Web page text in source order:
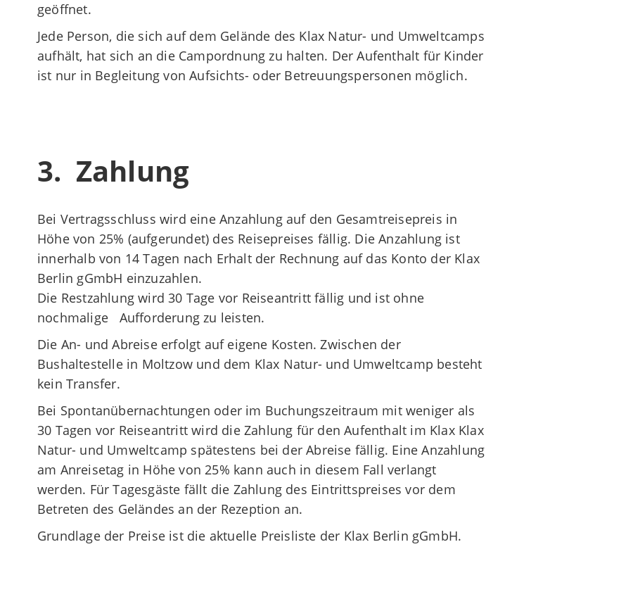
geöffnet.
Jede Person, die sich auf dem Gelände des Klax Natur- und Umweltcamps
aufhält, hat sich an die Campordnung zu halten. Der Aufenthalt für Kinder
ist nur in Begleitung von Aufsichts- oder Betreuungspersonen möglich.
3. Zahlung
Bei Vertragsschluss wird eine Anzahlung auf den Gesamtreisepreis in
Höhe von 25% (aufgerundet) des Reisepreises fällig. Die Anzahlung ist
innerhalb von 14 Tagen nach Erhalt der Rechnung auf das Konto der Klax
Berlin gGmbH einzuzahlen.
Die Restzahlung wird 30 Tage vor Reiseantritt fällig und ist ohne
nochmalige Aufforderung zu leisten.
Die An- und Abreise erfolgt auf eigene Kosten. Zwischen der
Bushaltestelle in Moltzow und dem Klax Natur- und Umweltcamp besteht
kein Transfer.
Bei Spontanübernachtungen oder im Buchungszeitraum mit weniger als
30 Tagen vor Reiseantritt wird die Zahlung für den Aufenthalt im Klax Klax
Natur- und Umweltcamp spätestens bei der Abreise fällig. Eine Anzahlung
am Anreisetag in Höhe von 25% kann auch in diesem Fall verlangt
werden. Für Tagesgäste fällt die Zahlung des Eintrittspreises vor dem
Betreten des Geländes an der Rezeption an.
Grundlage der Preise ist die aktuelle Preisliste der Klax Berlin gGmbH.